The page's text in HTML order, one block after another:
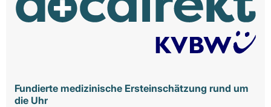
Fundierte medizinische Ersteinschätzung rund um
die Uhr